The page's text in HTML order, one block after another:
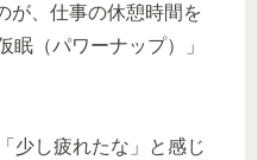
が、仕事の休憩時間を
眠（パワーナップ）」
少し疲れたな」と感じ